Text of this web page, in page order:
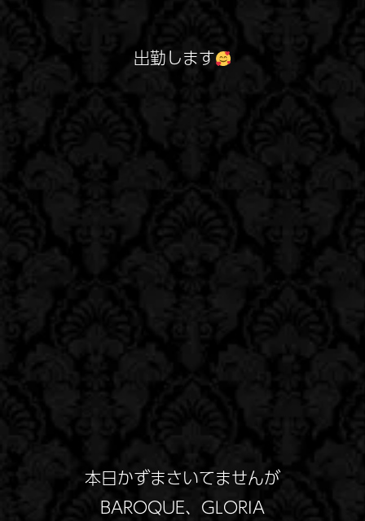
出勤します
本日かずまさいてませんが
BAROQUE、GLORIA